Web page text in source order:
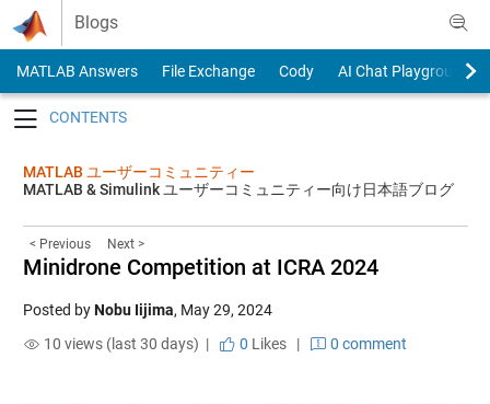
Skip to content
Blogs
MATLAB Answers File Exchange Cody
AI Chat Playground
MATLAB ユーザーコミュニティー
MATLAB & Simulink ユーザーコミュニティー向け日本語ブログ
< Previous Next >
Minidrone Competition at ICRA 2024
Posted byNobu Iijima, May 29, 2024
10 views (last 30 days) |
0 Likes| 0 comment